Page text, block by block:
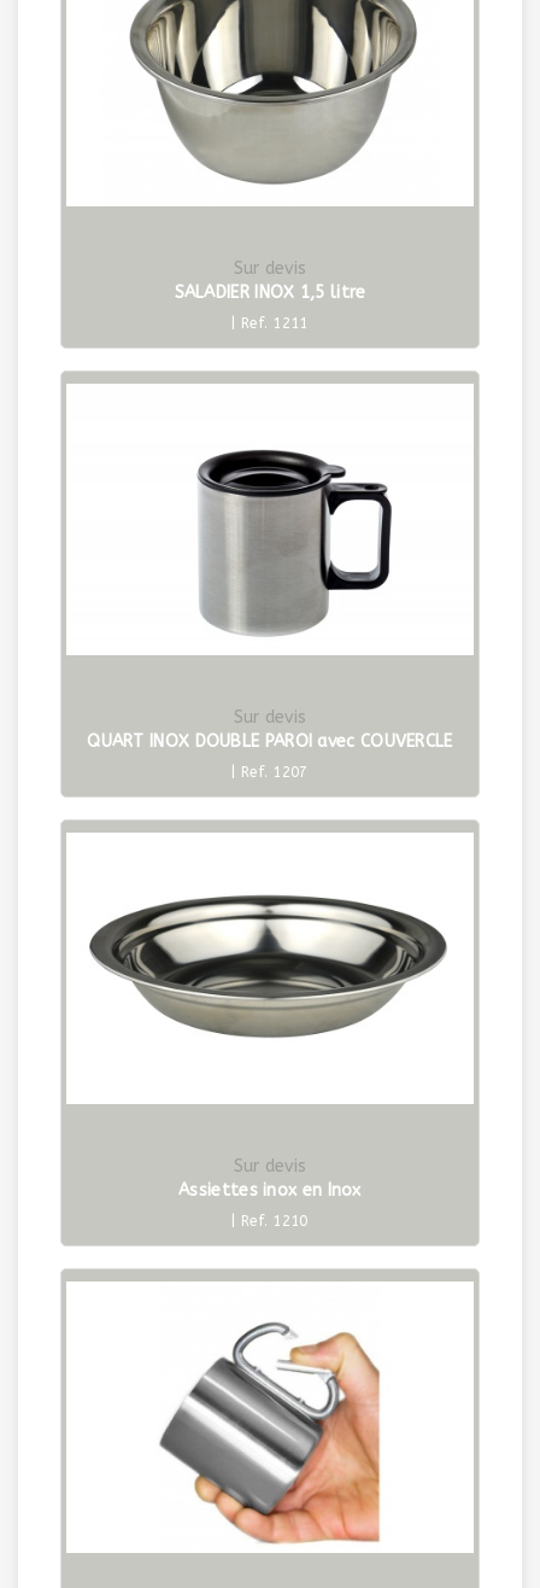
Sur devis
SALADIER INOX 1,5 litre
| Ref. 1211
Sur devis
QUART INOX DOUBLE PAROI avec COUVERCLE
| Ref. 1207
Sur devis
Assiettes inox en Inox
| Ref. 1210